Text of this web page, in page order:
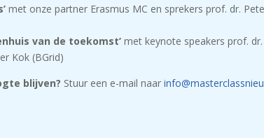
met onze partner Erasmus MC en sprekers prof. dr.
van de toekomst’ met keynote speakers prof.
Kok (BGrid)
blijven? Stuur een e-mail naar